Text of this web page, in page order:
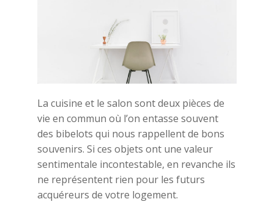
La cuisine et le salon sont deux pièces de
vie en commun où l’on entasse souvent
des bibelots qui nous rappellent de bons
souvenirs. Si ces objets ont une valeur
sentimentale incontestable, en revanche ils
ne représentent rien pour les futurs
acquéreurs de votre logement.